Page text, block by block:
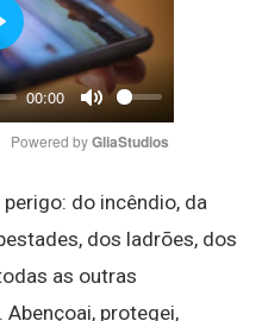
00:00
Mute
Play
Powered by GliaStudios
do incêndio, da
dos ladrões, dos
as outras
protegei,